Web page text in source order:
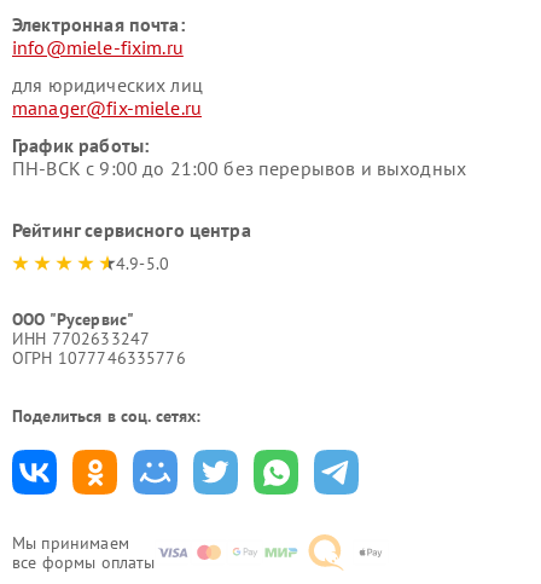
Мы принимаем
все формы оплаты
Электронная почта:
info@miele-fixim.ru
для юридических лиц
manager@fix-miele.ru
График работы:
ПН-ВСК с 9:00 до 21:00 без перерывов и выходных
Рейтинг сервисного центра
4.9-5.0
ООО "Русервис"
ИНН 7702633247
ОГРН 1077746335776
Поделиться в соц. сетях: